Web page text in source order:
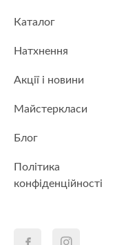
Каталог
Натхнення
Акції і новини
Майстеркласи
Блог
Політика
конфіденційності